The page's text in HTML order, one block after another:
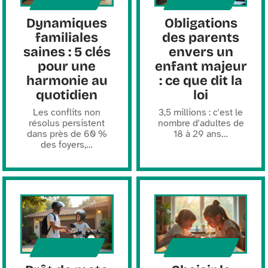
Dynamiques
familiales
saines : 5 clés
pour une
harmonie au
quotidien
Les conflits non
résolus persistent
dans près de 60 %
des foyers,…
Obligations
des parents
envers un
enfant majeur
: ce que dit la
loi
3,5 millions : c'est le
nombre d'adultes de
18 à 29 ans…